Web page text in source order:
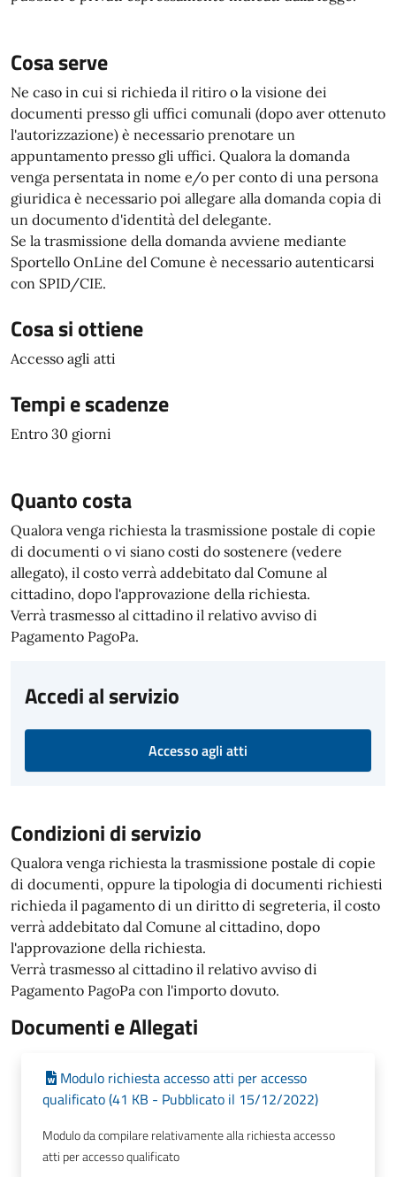
Cosa serve
Ne caso in cui si richieda il ritiro o la visione dei
documenti presso gli uffici comunali (dopo aver ottenuto
l'autorizzazione) è necessario prenotare un
appuntamento presso gli uffici. Qualora la domanda
venga persentata in nome e/o per conto di una persona
giuridica è necessario poi allegare alla domanda copia di
un documento d'identità del delegante.
Se la trasmissione della domanda avviene mediante
Sportello OnLine del Comune è necessario autenticarsi
con SPID/CIE.
Cosa si ottiene
Accesso agli atti
Tempi e scadenze
Entro 30 giorni
Quanto costa
Qualora venga richiesta la trasmissione postale di copie
di documenti o vi siano costi do sostenere (vedere
allegato), il costo verrà addebitato dal Comune al
cittadino, dopo l'approvazione della richiesta.
Verrà trasmesso al cittadino il relativo avviso di
Pagamento PagoPa.
Accedi al servizio
Accesso agli atti
Condizioni di servizio
Qualora venga richiesta la trasmissione postale di copie
di documenti, oppure la tipologia di documenti richiesti
richieda il pagamento di un diritto di segreteria, il costo
verrà addebitato dal Comune al cittadino, dopo
l'approvazione della richiesta.
Verrà trasmesso al cittadino il relativo avviso di
Pagamento PagoPa con l'importo dovuto.
Documenti e Allegati
Modulo richiesta accesso atti per accesso
qualificato (41 KB - Pubblicato il 15/12/2022)
Modulo da compilare relativamente alla richiesta accesso
atti per accesso qualificato